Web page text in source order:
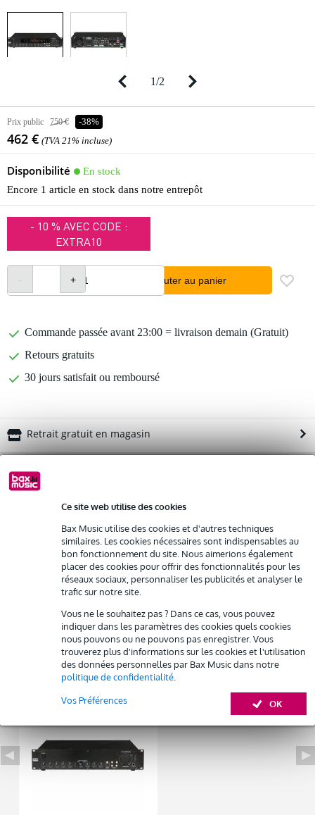
Ce site web utilise des cookies
Bax Music utilise des cookies et d'autres techniques
similaires. Les cookies nécessaires sont indispensables au
bon fonctionnement du site. Nous aimerions également
placer des cookies pour offrir des fonctionnalités pour les
réseaux sociaux, personnaliser les publicités et analyser le
trafic sur notre site.
Vous ne le souhaitez pas ? Dans ce cas, vous pouvez
indiquer dans les paramètres des cookies quels cookies
nous pouvons ou ne pouvons pas enregistrer. Vous
trouverez plus d'informations sur les cookies et l'utilisation
des données personnelles par Bax Music dans notre
politique de confidentialité
OK
Vos Préférences
1/2
Prix public 750 € -38%
462 € (TVA 21% incluse)
Disponibilité
En stock
Encore 1 article en stock dans notre entrepôt
- 10 % AVEC CODE :
EXTRA10
Ajouter au panier
Commande passée avant 23:00 = livraison demain (Gratuit)
Retours gratuits
30 jours satisfait ou remboursé
Retrait gratuit en magasin
Louez ce produit
Louez ce produit à partir de 33 € par mois
Location de plusieurs produits à la fois : min. 300 € et max.
2 500 €
Livraison à domicilegratuite
Résiliation possible du contrat après 4 mois
Possibilité d'acheter votre/vos produit(s) à un tarif réduit
Remplacement rapide par Bax Music en cas de défectuosité
Louez ce produit
Informations
Afficher toutes les caractéristiques du produit
Autres variantes (1)